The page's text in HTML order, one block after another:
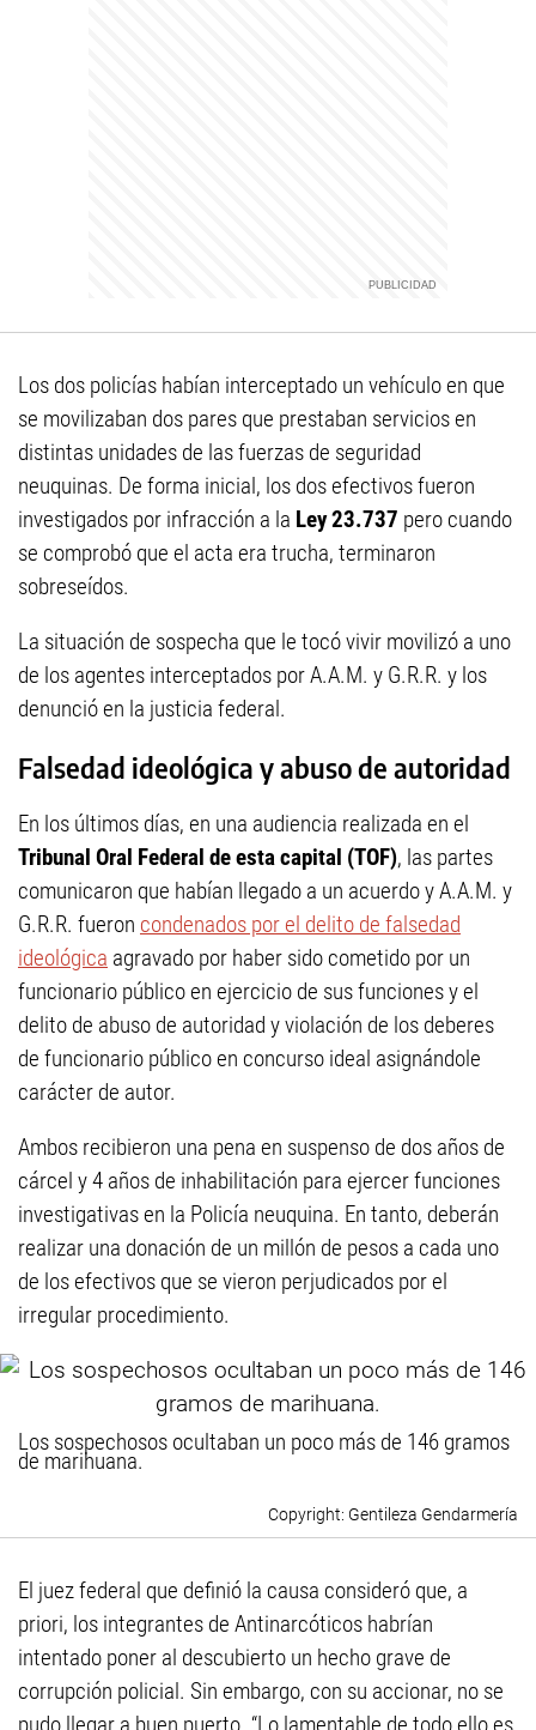
Los dos policías habían interceptado un vehículo en que
se movilizaban dos pares que prestaban servicios en
distintas unidades de las fuerzas de seguridad
neuquinas. De forma inicial, los dos efectivos fueron
investigados por infracción a la Ley 23.737 pero cuando
se comprobó que el acta era trucha, terminaron
sobreseídos.
La situación de sospecha que le tocó vivir movilizó a uno
de los agentes interceptados por A.A.M. y G.R.R. y los
denunció en la justicia federal.
Falsedad ideológica y abuso de autoridad
En los últimos días, en una audiencia realizada en el
Tribunal Oral Federal de esta capital (TOF), las partes
comunicaron que habían llegado a un acuerdo y A.A.M. y
G.R.R. fueron condenados por el delito de falsedad
ideológica agravado por haber sido cometido por un
funcionario público en ejercicio de sus funciones y el
delito de abuso de autoridad y violación de los deberes
de funcionario público en concurso ideal asignándole
carácter de autor.
Ambos recibieron una pena en suspenso de dos años de
cárcel y 4 años de inhabilitación para ejercer funciones
investigativas en la Policía neuquina. En tanto, deberán
realizar una donación de un millón de pesos a cada uno
de los efectivos que se vieron perjudicados por el
irregular procedimiento.
Los sospechosos ocultaban un poco más de 146 gramos
de marihuana.
Gentileza Gendarmería
El juez federal que definió la causa consideró que, a
priori, los integrantes de Antinarcóticos habrían
intentado poner al descubierto un hecho grave de
corrupción policial. Sin embargo, con su accionar, no se